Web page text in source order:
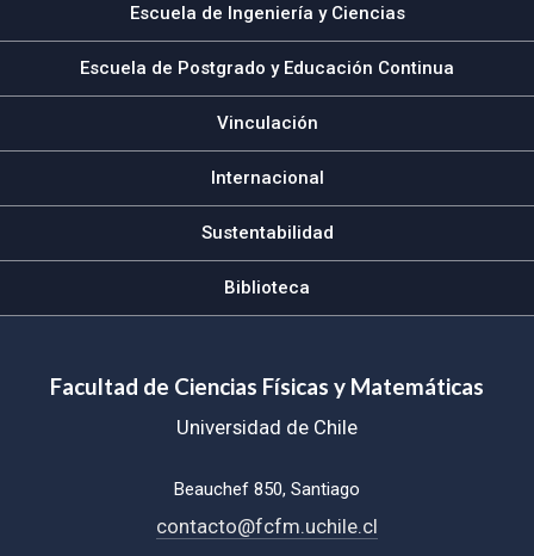
Escuela de Ingeniería y Ciencias
Escuela de Postgrado y Educación Continua
Vinculación
Internacional
Sustentabilidad
Biblioteca
Facultad de Ciencias Físicas y Matemáticas
Universidad de Chile
Beauchef 850, Santiago
contacto@fcfm.uchile.cl